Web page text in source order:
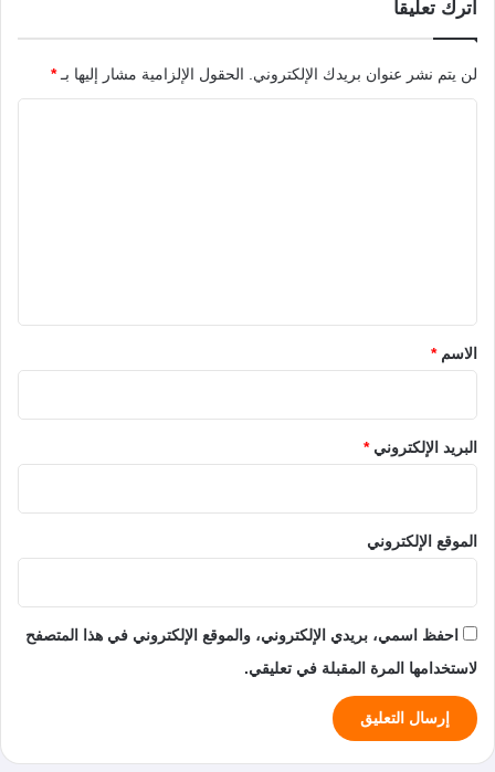
اترك تعليقاً
لن يتم نشر عنوان بريدك الإلكتروني. الحقول الإلزامية مشار إليها بـ*
*
الاسم*
البريد الإلكتروني*
الموقع الإلكتروني
احفظ اسمي، بريدي الإلكتروني، والموقع الإلكتروني في هذا المتصفح
لاستخدامها المرة المقبلة في تعليقي.